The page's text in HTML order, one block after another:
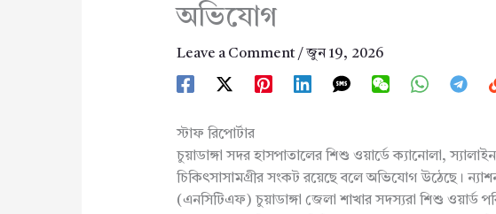
অভিযোগ
Leave a Comment /জুন 19, 2026
স্টাফ রিপোর্টার
চুয়াডাঙ্গা সদর হাসপাতালের শিশু ওয়ার্ডে ক্যানোলা,
চিকিৎসাসামগ্রীর সংকট রয়েছে বলে অভিযোগ উঠেছে।
(এনসিটিএফ) চুয়াডাঙ্গা জেলা শাখার সদস্যরা শিশু ওয়ার্ড